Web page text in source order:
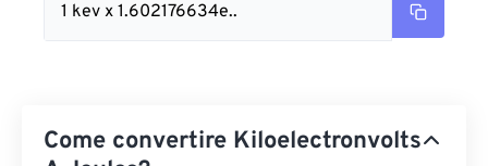
1 kev x 1.602176634e..
Come convertire Kiloelectronvolts